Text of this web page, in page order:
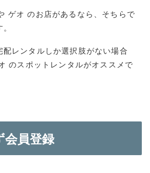
ゲオ のお店があるなら、そちらで
レンタルしか選択肢がない場合
のスポットレンタルがオススメで
会員登録